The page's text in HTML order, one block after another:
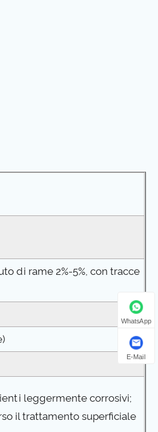
di rame 2%-5%, con tracce
leggermente corrosivi;
il trattamento superficiale
WhatsApp
E-Mail